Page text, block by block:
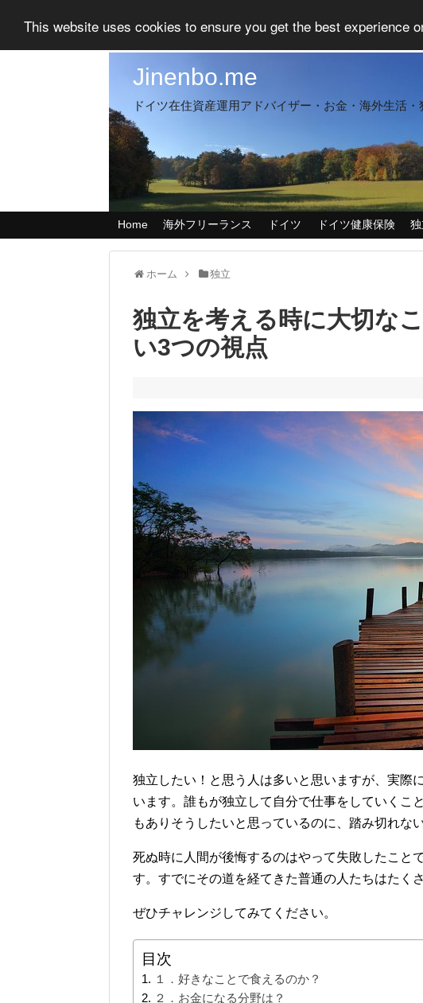
This website uses cookies to ensure you get the best experience
Jinenbo.me
ドイツ在住資産運用アドバイザー・お金・海外生活・
Home 海外フリーランス ドイツ ドイツ健康保険
ホーム 独立
独立を考える時に大切な
い3つの視点
独立したい！と思う人は多いと思いますが、実際
います。誰もが独立して自分で仕事をしていくこ
もありそうしたいと思っているのに、踏み切れな
死ぬ時に人間が後悔するのはやって失敗したこと
す。すでにその道を経てきた普通の人たちはたく
ぜひチャレンジしてみてください。
目次
１．好きなことで食えるのか？
２．お金になる分野は？